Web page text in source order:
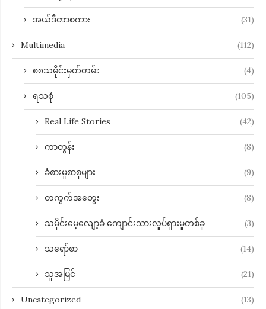
အယ်ဒီတာစကား (31)
Multimedia (112)
၈၈သမိုင်းမှတ်တမ်း (4)
ရသစုံ (105)
Real Life Stories (42)
ကာတွန်း (8)
ခံစားမှုစာစုများ (9)
တကွက်အတွေး (8)
သမိုင်းမေ့လျော့ခံ ကျောင်းသားလှုပ်ရှားမှုတစ်ခု (3)
သရော်စာ (14)
သူအမြင် (21)
Uncategorized (13)